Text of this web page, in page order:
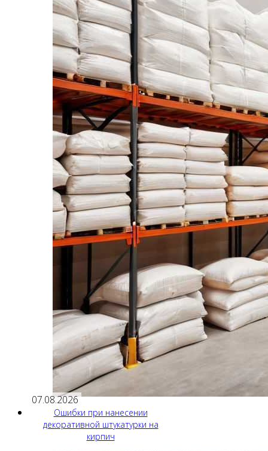
07.08.2026
Ошибки при нанесении
декоративной штукатурки на
кирпич